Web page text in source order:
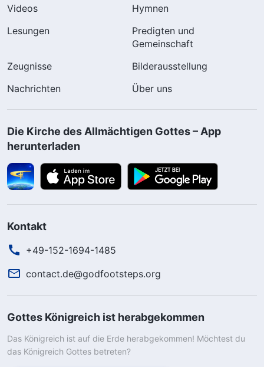
Videos
Hymnen
Lesungen
Predigten und
Gemeinschaft
Zeugnisse
Bilderausstellung
Nachrichten
Über uns
Die Kirche des Allmächtigen Gottes – App
herunterladen
Kontakt
+49-152-1694-1485
contact.de@godfootsteps.org
Gottes Königreich ist herabgekommen
Das Königreich ist auf die Erde herabgekommen! Möchtest du
das Königreich Gottes betreten?